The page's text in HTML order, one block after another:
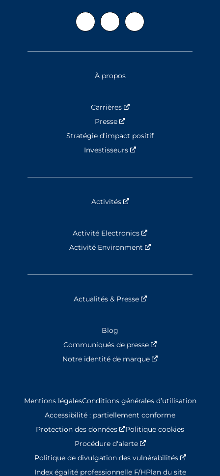
À propos
Carrières
Nouvelle fenêtre
Presse
Stratégie d'impact positif
Investisseurs
Activités Nouvelle fenêtre
Activité Electronics
Activité Environment
Actualités & Presse Nouvelle fenêtre
Blog
Communiqués de presse
Notre identité de marque
Mentions légalesConditions générales d’utilisation
Accessibilité : partiellement conforme
Protection des données
Nouvelle fenêtre
Politique cookies
Procédure d'alerte
Nouvelle fenêtre
Politique de divulgation des vulnérabilités
Nouvelle
Index égalité professionnelle F/HPlan du site